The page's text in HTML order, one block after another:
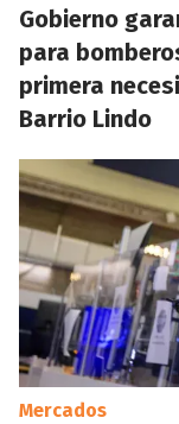
Gobierno
para
primera
Barrio Lindo
Mercados